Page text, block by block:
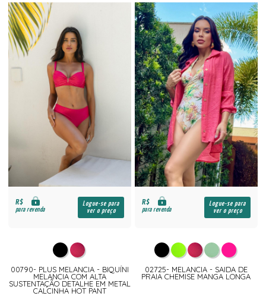
R$
para revenda
Logue-se para
ver o preço
00790- PLUS MELANCIA - BIQUÍNI
MELANCIA COM ALTA
SUSTENTAÇÃO DETALHE EM METAL
CALCINHA HOT PANT
R$
para revenda
Logue-se para
ver o preço
02725- MELANCIA - SAIDA DE
PRAIA CHEMISE MANGA LONGA